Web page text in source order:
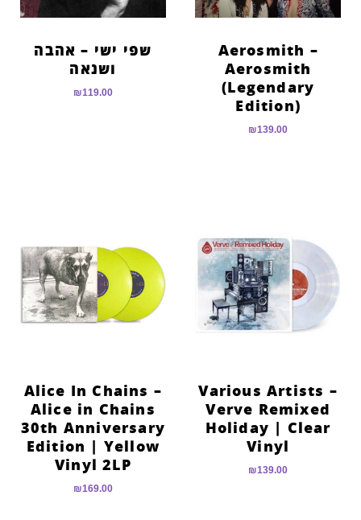
Aerosmith –
Aerosmith
(Legendary
Edition)
₪139.00
שפי ישי – אהבה
ושנאה
₪119.00
Various Artists –
Verve Remixed
Holiday | Clear
Vinyl
₪139.00
Alice In Chains –
Alice in Chains
30th Anniversary
Edition | Yellow
Vinyl 2LP
₪169.00